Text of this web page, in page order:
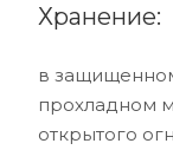
Хранение:
в
прохладном
открытого